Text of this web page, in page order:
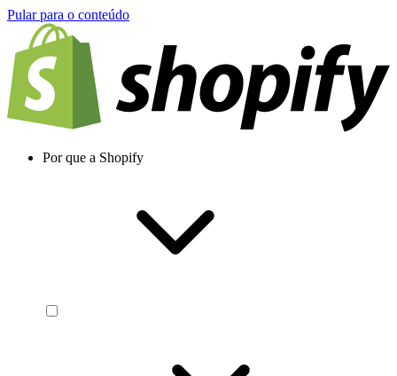
Pular para o conteúdo
Por que a Shopify